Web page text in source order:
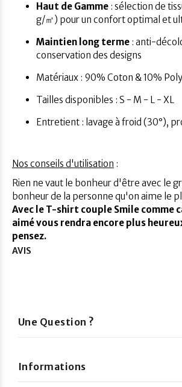
Haut de Gamme : sélection de
g/㎡) pour un confort optimal et
Maintien long terme : anti-
conservation des designs
Matériaux : 90% Coton & 10%
Tailles disponibles : S - M - L - XL
Entretient : lavage à froid (30°),
Nos conseils d'utilisation :
Rien ne vaut le bonheur d'être avec le
bonheur de la personne qu'on aime le
Avec le T-shirt couple Smile comme
aimé vous rendra encore plus
pensez.
AVIS
Une Question ?
Informations